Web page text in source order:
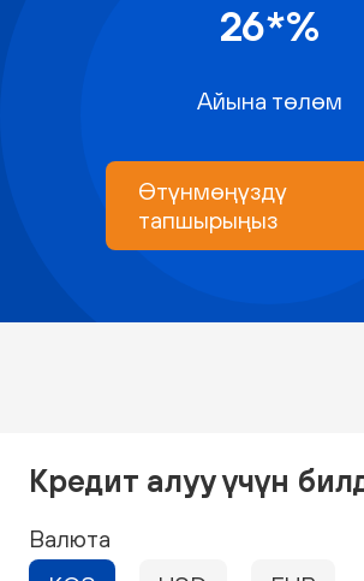
26*%
Айына төлөм
Өтүнмөңүздү
тапшырыңыз
Кредит алуу үчүн
Валюта